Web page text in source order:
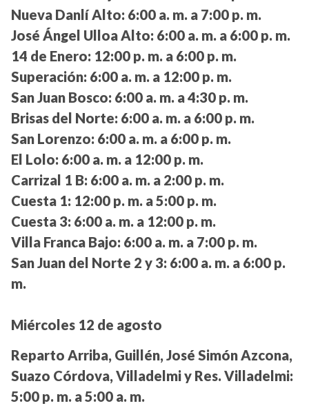
Nueva Danlí Alto: 6:00 a. m. a 7:00 p. m.
José Ángel Ulloa Alto: 6:00 a. m. a 6:00 p. m.
14 de Enero: 12:00 p. m. a 6:00 p. m.
Superación: 6:00 a. m. a 12:00 p. m.
San Juan Bosco: 6:00 a. m. a 4:30 p. m.
Brisas del Norte: 6:00 a. m. a 6:00 p. m.
San Lorenzo: 6:00 a. m. a 6:00 p. m.
El Lolo: 6:00 a. m. a 12:00 p. m.
Carrizal 1 B: 6:00 a. m. a 2:00 p. m.
Cuesta 1: 12:00 p. m. a 5:00 p. m.
Cuesta 3: 6:00 a. m. a 12:00 p. m.
Villa Franca Bajo: 6:00 a. m. a 7:00 p. m.
San Juan del Norte 2 y 3: 6:00 a. m. a 6:00 p.
m.
Miércoles 12 de agosto
Reparto Arriba, Guillén, José Simón Azcona,
Suazo Córdova, Villadelmi y Res. Villadelmi:
5:00 p. m. a 5:00 a. m.